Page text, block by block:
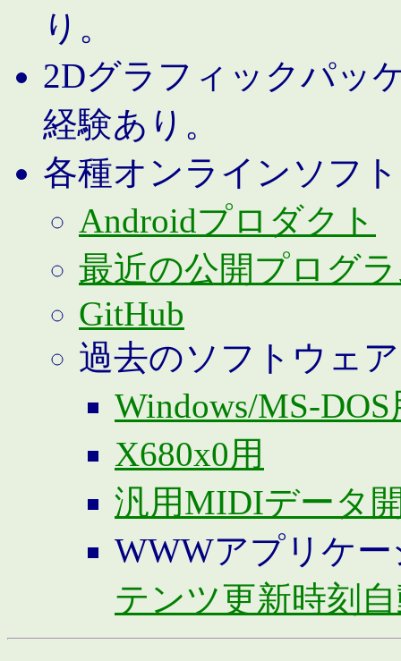
り。
2Dグラフィックパッ
経験あり。
各種オンラインソフ
Androidプロダクト
最近の公開プログ
GitHub
過去のソフトウェア
Windows/MS-DOS
X680x0用
汎用MIDIデータ
WWWアプリケ
テンツ更新時刻